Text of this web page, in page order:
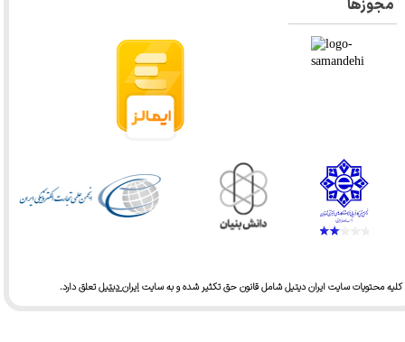
محتویات سایت ایران دیتیل شامل قانون حق تکثیر شده و به سایتایران دیتیلتعلق دارد.​​​​​​​
مجوزها